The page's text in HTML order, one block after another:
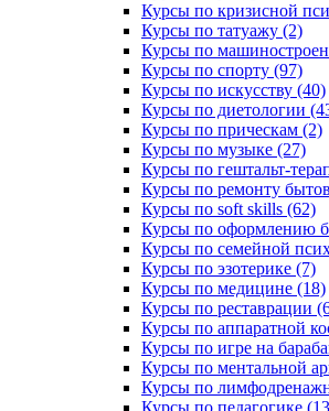
Курсы по кризисной
Курсы по татуажу (2)
Курсы по
Курсы по спорту (97)
Курсы по искусству (40)
Курсы по диетологии
Курсы по прическам (2)
Курсы по музыке (27)
Курсы по гештальт-
Курсы по ремонту
Курсы по soft skills (62)
Курсы по оформлению
Курсы по семейной
Курсы по эзотерике (7)
Курсы по медицине (18)
Курсы по реставрации
Курсы по аппаратной
Курсы по игре на
Курсы по ментальной
Курсы по